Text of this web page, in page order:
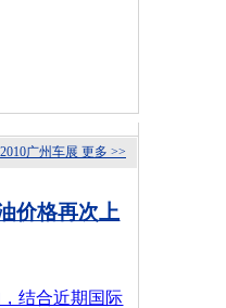
更多 >>
2010广州车展
价格再次上
结合近期国际